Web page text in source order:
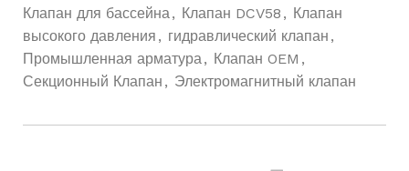
Клапан для бассейна , Клапан DCV58 , Клапан
высокого давления , гидравлический клапан ,
Промышленная арматура , Клапан OEM ,
Секционный Клапан , Электромагнитный клапан